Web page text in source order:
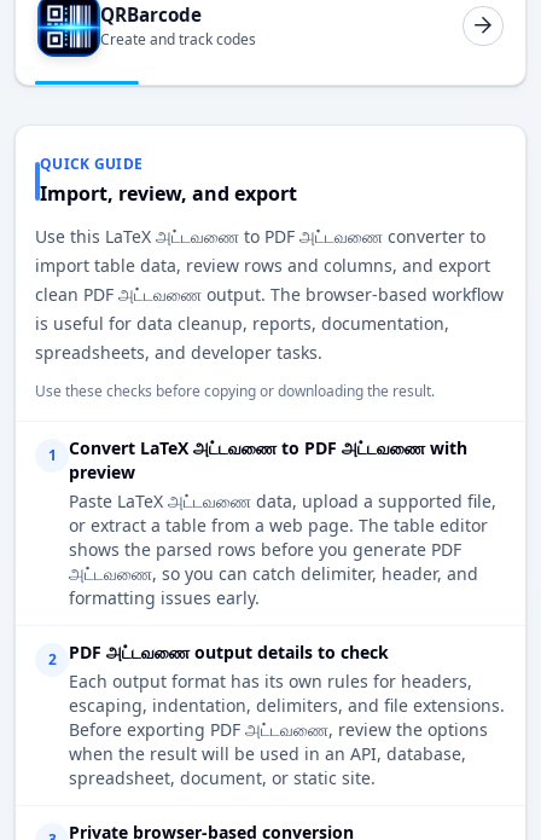
QRBarcode
Create and track codes
QUICK GUIDE
Import, review, and export
Use this LaTeX அட்டவணை to PDF அட்டவணை converter to
import table data, review rows and columns, and export
clean PDF அட்டவணை output. The browser-based workflow
is useful for data cleanup, reports, documentation,
spreadsheets, and developer tasks.
Use these checks before copying or downloading the result.
1
Convert LaTeX அட்டவணை to PDF அட்டவணை with
preview
Paste LaTeX அட்டவணை data, upload a supported file,
or extract a table from a web page. The table editor
shows the parsed rows before you generate PDF
அட்டவணை, so you can catch delimiter, header, and
formatting issues early.
2
PDF அட்டவணை output details to check
Each output format has its own rules for headers,
escaping, indentation, delimiters, and file extensions.
Before exporting PDF அட்டவணை, review the options
when the result will be used in an API, database,
spreadsheet, document, or static site.
Private browser-based conversion